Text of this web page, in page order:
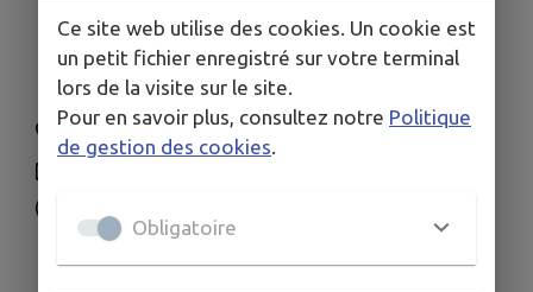
Secrétariat
Mardi et mercredi : 9h-12h30 / 13h30-18h
Vendredi : 13h30-18h
02 43 30 11 11
Rue Jules Doitteau, Villaines-la-Juhel
Ce site web utilise des cookies. Un cookie est
un petit fichier enregistré sur votre terminal
lors de la visite sur le site.
Pour en savoir plus, consultez notre Politique
de gestion des cookies
Obligatoire